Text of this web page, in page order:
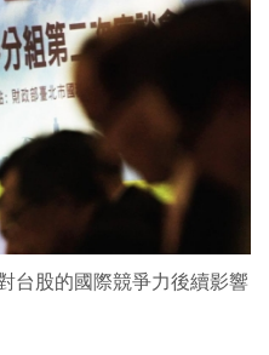
台股的國際競爭力後續影響